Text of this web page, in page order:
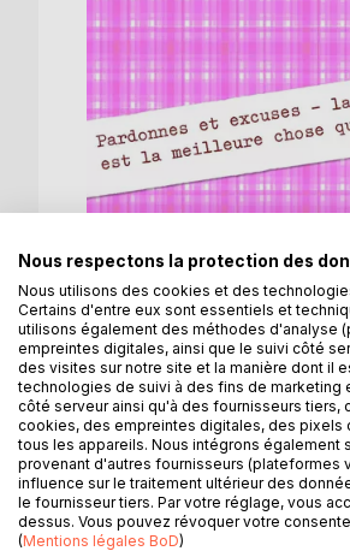
DESCRIPTION
Blackie a une bonne âme
Apprendre à partager en
soit
Nous respectons la protection des
Nous utilisons des cookies et des
Certains d'entre eux sont essentiels et
utilisons également des méthodes d'analyse
empreintes digitales, ainsi que le suivi côté
des visites sur notre site et la manière dont il
technologies de suivi à des fins de marketing
côté serveur ainsi qu'à des fournisseurs tiers,
cookies, des empreintes digitales, des pixels
tous les appareils. Nous intégrons également
provenant d'autres fournisseurs (plateformes
influence sur le traitement ultérieur des
le fournisseur tiers. Par votre réglage, vous
dessus. Vous pouvez révoquer votre
(Mentions légales BoD)